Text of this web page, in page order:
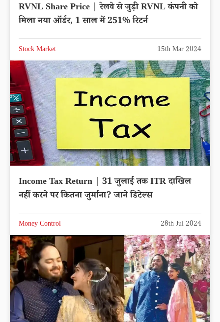
RVNL Share Price | रेलवे से जुड़ी RVNL कंपनी को
मिला नया ऑर्डर, 1 साल में 251% रिटर्न
Stock Market 15th Mar 2024
Income Tax Return | 31 जुलाई तक ITR दाखिल
नहीं करने पर कितना जुर्माना? जाने डिटेल्स
Money Control 28th Jul 2024